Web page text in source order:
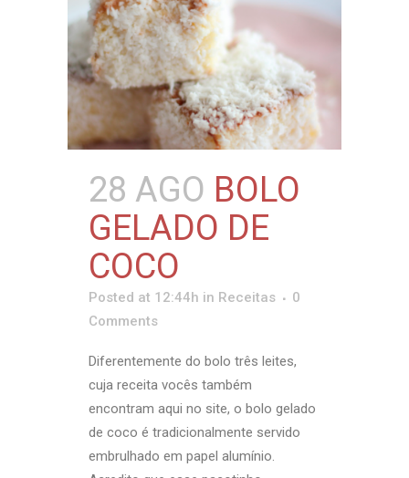
28 AGO BOLO
GELADO DE
COCO
Posted at 12:44h in Receitas
0
Comments
Diferentemente do bolo três leites,
cuja receita vocês também
encontram aqui no site, o bolo gelado
de coco é tradicionalmente servido
embrulhado em papel alumínio.